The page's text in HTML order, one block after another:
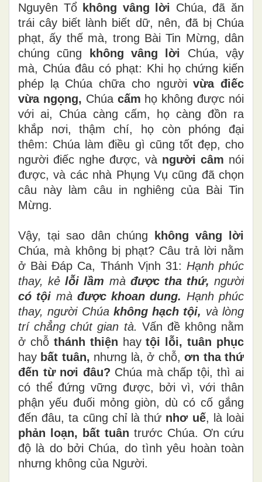
Nguyên Tổ không vâng lời Chúa, đã ăn
trái cây biết lành biết dữ, nên, đã bị Chúa
phạt, ấy thế mà, trong Bài Tin Mừng, dân
chúng cũng không vâng lời Chúa, vậy
mà, Chúa đâu có phạt: Khi họ chứng kiến
phép lạ Chúa chữa cho ngườivừa điếc
vừa ngọng, Chúa cấm họ không được nói
với ai, Chúa càng cấm, họ càng đồn ra
khắp nơi, thậm chí, họ còn phóng đại
thêm: Chúa làm điều gì cũng tốt đẹp, cho
người điếc nghe được, và người câm nói
được, và các nhà Phụng Vụ cũng đã chọn
câu này làm câu in nghiêng của Bài Tin
Mừng.
Vậy, tại sao dân chúng không vâng lời
Chúa, mà không bị phạt? Câu trả lời nằm
ở Bài Đáp Ca, Thánh Vịnh 31: Hạnh phúc
thay, kẻlỗi lầm mà được tha thứ, người
có tội mà được khoan dung. Hạnh phúc
thay, người Chúa không hạch tội, và lòng
trí chẳng chút gian tà. Vấn đề không nằm
ở chỗ thánh thiện haytội lỗi, tuân phục
hay bất tuân, nhưng là, ở chỗ,ơn tha thứ
đến từ nơi đâu? Chúa mà chấp tội, thì ai
có thể đứng vững được, bởi vì, với thân
phận yếu đuối mỏng giòn, dù có cố gắng
đến đâu, ta cũng chỉ là thứ nhơ uế, là loài
phản loạn, bất tuân trước Chúa. Ơn cứu
độ là do bởi Chúa, do tình yêu hoàn toàn
nhưng không của Người.